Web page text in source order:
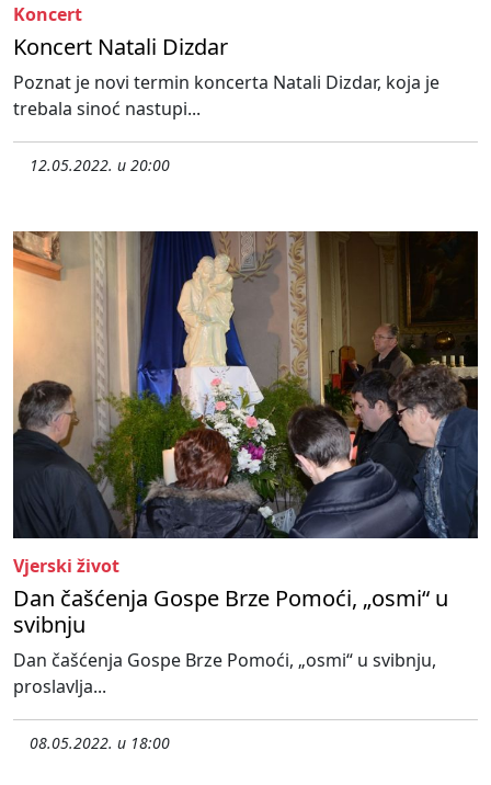
Koncert
Koncert Natali Dizdar
Poznat je novi termin koncerta Natali Dizdar, koja je
trebala sinoć nastupi...
12.05.2022. u 20:00
Vjerski život
Dan čašćenja Gospe Brze Pomoći, „osmi“ u
svibnju
Dan čašćenja Gospe Brze Pomoći, „osmi“ u svibnju,
proslavlja...
08.05.2022. u 18:00